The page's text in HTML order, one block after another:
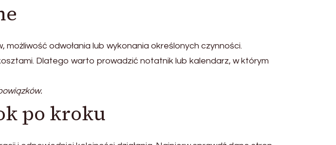
odwołania lub wykonania określonych czynności.
Dlatego warto prowadzić notatnik lub kalendarz, w którym
po kroku